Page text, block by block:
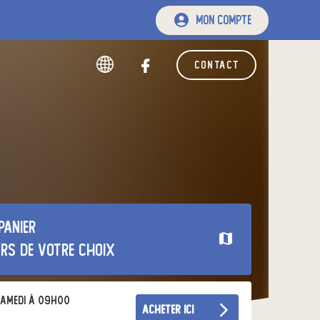
mon compte
contact
de votre choix
à 09h00
acheter ici